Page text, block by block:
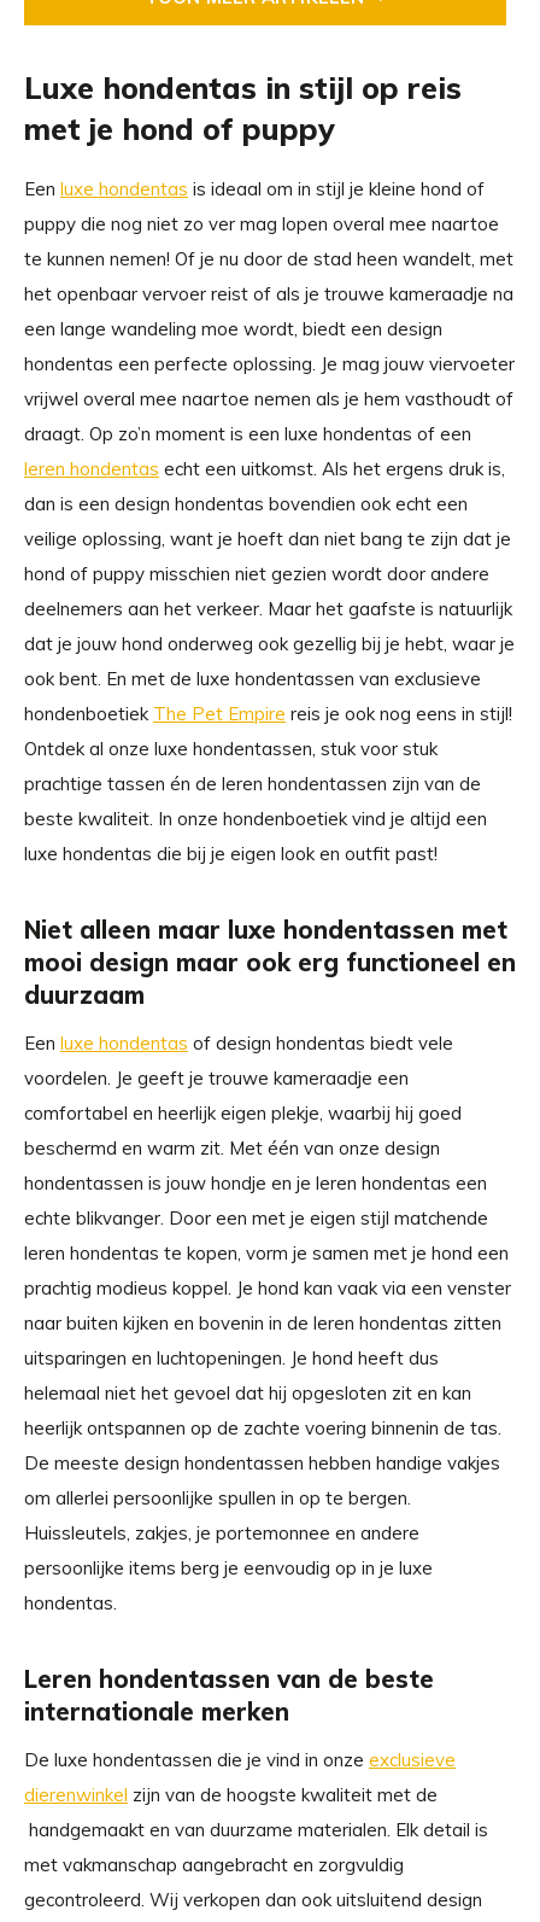
Luxe hondentas in stijl op reis
met je hond of puppy
Een luxe hondentas is ideaal om in stijl je kleine hond of
puppy die nog niet zo ver mag lopen overal mee naartoe
te kunnen nemen! Of je nu door de stad heen wandelt, met
het openbaar vervoer reist of als je trouwe kameraadje na
een lange wandeling moe wordt, biedt een design
hondentas een perfecte oplossing. Je mag jouw viervoeter
vrijwel overal mee naartoe nemen als je hem vasthoudt of
draagt. Op zo’n moment is een luxe hondentas of een
leren hondentas echt een uitkomst. Als het ergens druk is,
dan is een design hondentas bovendien ook echt een
veilige oplossing, want je hoeft dan niet bang te zijn dat je
hond of puppy misschien niet gezien wordt door andere
deelnemers aan het verkeer. Maar het gaafste is natuurlijk
dat je jouw hond onderweg ook gezellig bij je hebt, waar je
ook bent. En met de luxe hondentassen van exclusieve
hondenboetiek The Pet Empire reis je ook nog eens in stijl!
Ontdek al onze luxe hondentassen, stuk voor stuk
prachtige tassen én de leren hondentassen zijn van de
beste kwaliteit. In onze hondenboetiek vind je altijd een
luxe hondentas die bij je eigen look en outfit past!
Niet alleen maar luxe hondentassen met
mooi design maar ook erg functioneel en
duurzaam
Een luxe hondentas of design hondentas biedt vele
voordelen. Je geeft je trouwe kameraadje een
comfortabel en heerlijk eigen plekje, waarbij hij goed
beschermd en warm zit. Met één van onze design
hondentassen is jouw hondje en je leren hondentas een
echte blikvanger. Door een met je eigen stijl matchende
leren hondentas te kopen, vorm je samen met je hond een
prachtig modieus koppel. Je hond kan vaak via een venster
naar buiten kijken en bovenin in de leren hondentas zitten
uitsparingen en luchtopeningen. Je hond heeft dus
helemaal niet het gevoel dat hij opgesloten zit en kan
heerlijk ontspannen op de zachte voering binnenin de tas.
De meeste design hondentassen hebben handige vakjes
om allerlei persoonlijke spullen in op te bergen.
Huissleutels, zakjes, je portemonnee en andere
persoonlijke items berg je eenvoudig op in je luxe
hondentas.
Leren hondentassen van de beste
internationale merken
De luxe hondentassen die je vind in onze exclusieve
dierenwinkel zijn van de hoogste kwaliteit met de
handgemaakt en van duurzame materialen. Elk detail is
met vakmanschap aangebracht en zorgvuldig
gecontroleerd. Wij verkopen dan ook uitsluitend design